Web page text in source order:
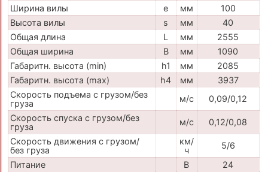
Ширина вилы e мм
100
Высота вилы
s мм
40
Общая длина
L мм
2555
Общая ширина
B мм
1090
Габаритн. высота (min)
h1 мм
2085
Габаритн. высота (max)
h4 мм
3937
Скорость подъема с грузом/без
груза
м/с
0,09/0,12
Скорость спуска с грузом/без
груза
м/с
0,12/0,08
Скорость движения с грузом/
без груза
км/
ч
5/6
Питание
В
24